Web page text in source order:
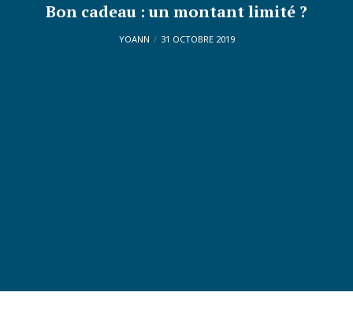
Bon cadeau : un montant limité ?
YOANN 31 OCTOBRE 2019